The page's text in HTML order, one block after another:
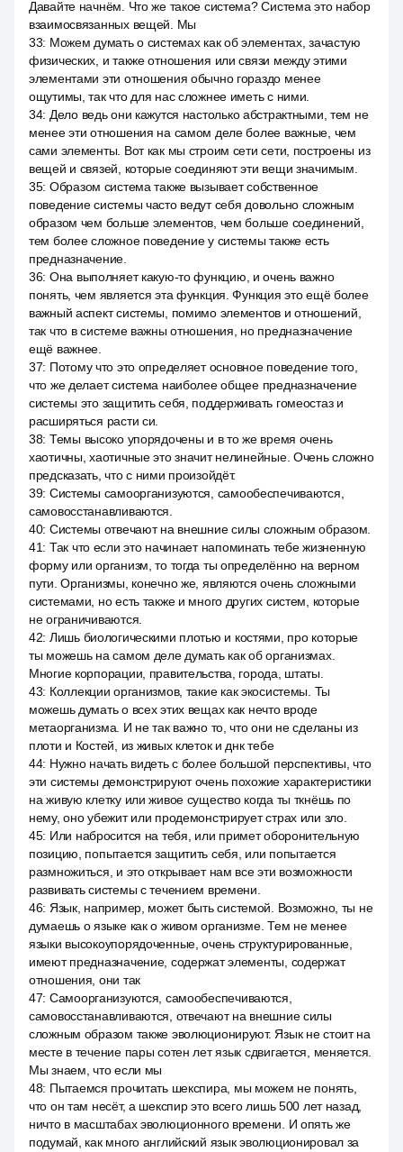
Давайте начнём. Что же такое система? Система это набор
взаимосвязанных вещей. Мы
33: Можем думать о системах как об элементах, зачастую
физических, и также отношения или связи между этими
элементами эти отношения обычно гораздо менее
ощутимы, так что для нас сложнее иметь с ними.
34: Дело ведь они кажутся настолько абстрактными, тем не
менее эти отношения на самом деле более важные, чем
сами элементы. Вот как мы строим сети сети, построены из
вещей и связей, которые соединяют эти вещи значимым.
35: Образом система также вызывает собственное
поведение системы часто ведут себя довольно сложным
образом чем больше элементов, чем больше соединений,
тем более сложное поведение у системы также есть
предназначение.
36: Она выполняет какую-то функцию, и очень важно
понять, чем является эта функция. Функция это ещё более
важный аспект системы, помимо элементов и отношений,
так что в системе важны отношения, но предназначение
ещё важнее.
37: Потому что это определяет основное поведение того,
что же делает система наиболее общее предназначение
системы это защитить себя, поддерживать гомеостаз и
расширяться расти си.
38: Темы высоко упорядочены и в то же время очень
хаотичны, хаотичные это значит нелинейные. Очень сложно
предсказать, что с ними произойдёт.
39: Системы самоорганизуются, самообеспечиваются,
самовосстанавливаются.
40: Системы отвечают на внешние силы сложным образом.
41: Так что если это начинает напоминать тебе жизненную
форму или организм, то тогда ты определённо на верном
пути. Организмы, конечно же, являются очень сложными
системами, но есть также и много других систем, которые
не ограничиваются.
42: Лишь биологическими плотью и костями, про которые
ты можешь на самом деле думать как об организмах.
Многие корпорации, правительства, города, штаты.
43: Коллекции организмов, такие как экосистемы. Ты
можешь думать о всех этих вещах как нечто вроде
метаорганизма. И не так важно то, что они не сделаны из
плоти и Костей, из живых клеток и днк тебе
44: Нужно начать видеть с более большой перспективы, что
эти системы демонстрируют очень похожие характеристики
на живую клетку или живое существо когда ты ткнёшь по
нему, оно убежит или продемонстрирует страх или зло.
45: Или набросится на тебя, или примет оборонительную
позицию, попытается защитить себя, или попытается
размножиться, и это открывает нам все эти возможности
развивать системы с течением времени.
46: Язык, например, может быть системой. Возможно, ты не
думаешь о языке как о живом организме. Тем не менее
языки высокоупорядоченные, очень структурированные,
имеют предназначение, содержат элементы, содержат
отношения, они так
47: Самоорганизуются, самообеспечиваются,
самовосстанавливаются, отвечают на внешние силы
сложным образом также эволюционируют. Язык не стоит на
месте в течение пары сотен лет язык сдвигается, меняется.
Мы знаем, что если мы
48: Пытаемся прочитать шекспира, мы можем не понять,
что он там несёт, а шекспир это всего лишь 500 лет назад,
ничто в масштабах эволюционного времени. И опять же
подумай, как много английский язык эволюционировал за